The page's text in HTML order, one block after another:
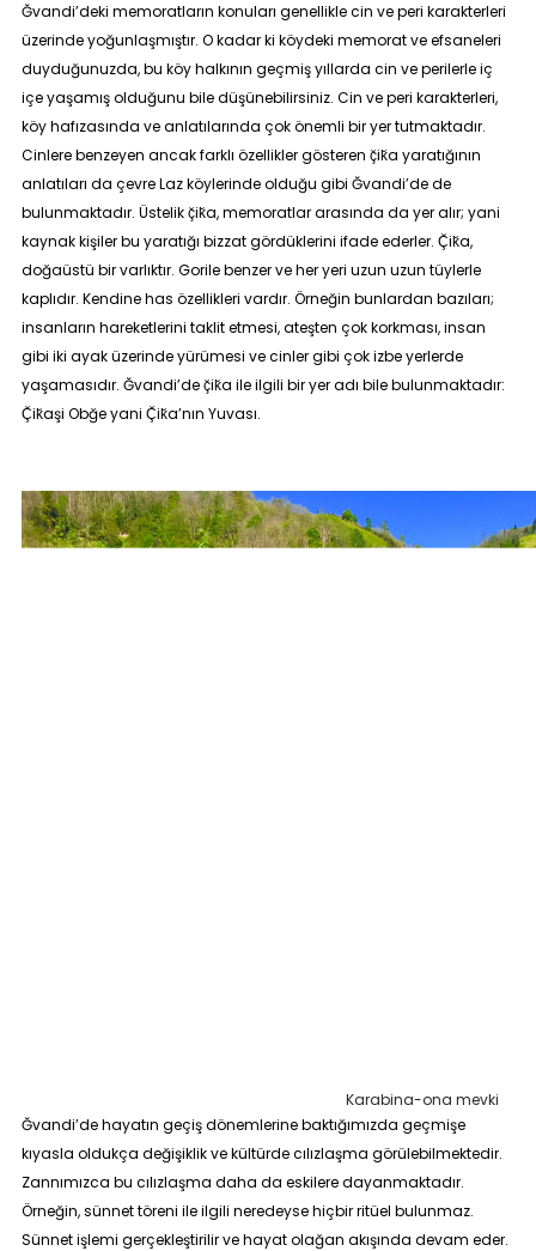
Ğvandi’deki memoratların konuları genellikle cin ve peri karakterleri
üzerinde yoğunlaşmıştır. O kadar ki köydeki memorat ve efsaneleri
duyduğunuzda, bu köy halkının geçmiş yıllarda cin ve perilerle iç
içe yaşamış olduğunu bile düşünebilirsiniz. Cin ve peri karakterleri,
köy hafızasında ve anlatılarında çok önemli bir yer tutmaktadır.
Cinlere benzeyen ancak farklı özellikler gösteren ç̆ik̆a yaratığının
anlatıları da çevre Laz köylerinde olduğu gibi Ğvandi’de de
bulunmaktadır. Üstelik ç̆ik̆a, memoratlar arasında da yer alır; yani
kaynak kişiler bu yaratığı bizzat gördüklerini ifade ederler. Ç̆ik̆a,
doğaüstü bir varlıktır. Gorile benzer ve her yeri uzun uzun tüylerle
kaplıdır. Kendine has özellikleri vardır. Örneğin bunlardan bazıları;
insanların hareketlerini taklit etmesi, ateşten çok korkması, insan
gibi iki ayak üzerinde yürümesi ve cinler gibi çok izbe yerlerde
yaşamasıdır. Ğvandi’de ç̆ik̆a ile ilgili bir yer adı bile bulunmaktadır:
Ç̆ik̆aşi Obğeyani Ç̆ik̆a’nın Yuvası.
Karabina-ona mevki
Ğvandi’de hayatın geçiş dönemlerine baktığımızda geçmişe
kıyasla oldukça değişiklik ve kültürde cılızlaşma görülebilmektedir.
Zannımızca bu cılızlaşma daha da eskilere dayanmaktadır.
Örneğin, sünnet töreni ile ilgili neredeyse hiçbir ritüel bulunmaz.
Sünnet işlemi gerçekleştirilir ve hayat olağan akışında devam eder.